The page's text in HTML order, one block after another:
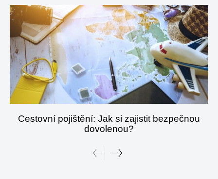
Cestovní pojištění: Jak si zajistit bezpečnou
dovolenou?